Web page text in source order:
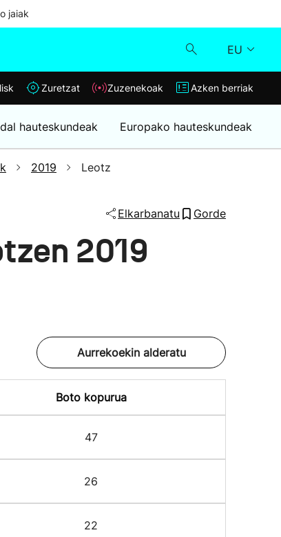
jaiak
EU
Klisk
Zuzenekoak
Azken berriak
Zuretzat Zuzenekoak Azken berriak
hauteskundeak Europako hauteskundeak
2019 Leotz
Elkarbanatu Gorde
2019
Aurrekoekin alderatu
Boto kopurua
47
26
22